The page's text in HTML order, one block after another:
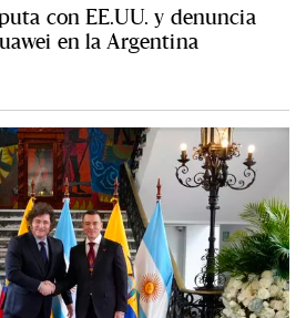
con EE.UU. y denuncia
en la Argentina